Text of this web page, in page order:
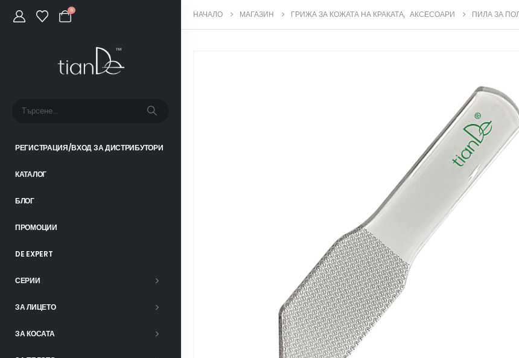
0
РЕГИСТРАЦИЯ/ВХОД ЗА ДИСТРИБУТОРИ
КАТАЛОГ
БЛОГ
ПРОМОЦИИ
DE EXPERT
СЕРИИ
ЗА ЛИЦЕТО
ЗА КОСАТА
НАЧАЛО МАГАЗИН ГРИЖА ЗА КОЖАТА НА КРАКАТА, АКСЕСОАРИ ПИЛА ЗА